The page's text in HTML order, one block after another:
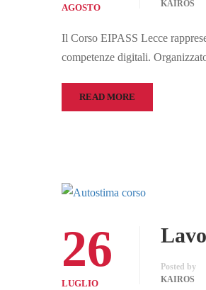
AGOSTO
KAIROS
Il Corso EIPASS Lecce
competenze digitali.
READ MORE
26
LUGLIO
Posted by
KAIROS